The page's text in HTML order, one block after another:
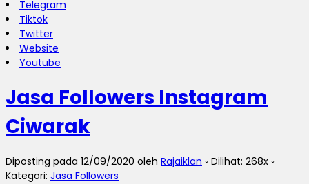
Telegram
Tiktok
Twitter
Website
Youtube
Jasa Followers Instagram
Ciwarak
Diposting pada 12/09/2020 oleh Rajaiklan ◦ Dilihat: 268x ◦
Kategori: Jasa Followers